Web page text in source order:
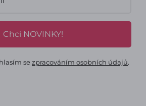
Chci NOVINKY!
sezpracováním osobních údajů.